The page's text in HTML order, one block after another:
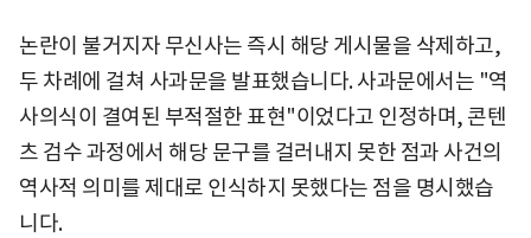
논란이 불거지자 무신사는 즉시 해당 게시물을 삭제하고,
두 차례에 걸쳐 사과문을 발표했습니다. 사과문에서는 "역
사의식이 결여된 부적절한 표현"이었다고 인정하며, 콘텐
츠 검수 과정에서 해당 문구를 걸러내지 못한 점과 사건의
역사적 의미를 제대로 인식하지 못했다는 점을 명시했습
니다.